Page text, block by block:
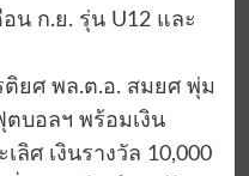
น ก.ย. รุ่น U12 และ
ติยศ พล.ต.อ. สมยศ พุ่ม
บอลฯ พร้อมเงิน
ลิศ เงินรางวัล 10,000